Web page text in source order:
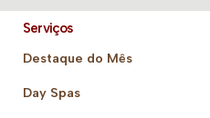
Serviços
Destaque do Mês
Day Spas